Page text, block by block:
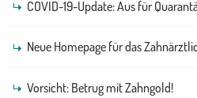
COVID-19-Update: Aus für
Neue Homepage für das
Vorsicht: Betrug mit Zahngold!